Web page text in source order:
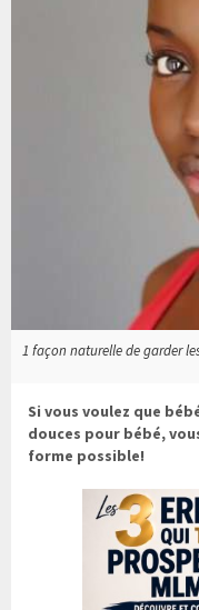
1 façon naturelle de garder
Si vous voulez que
douces pour bébé,
forme possible!